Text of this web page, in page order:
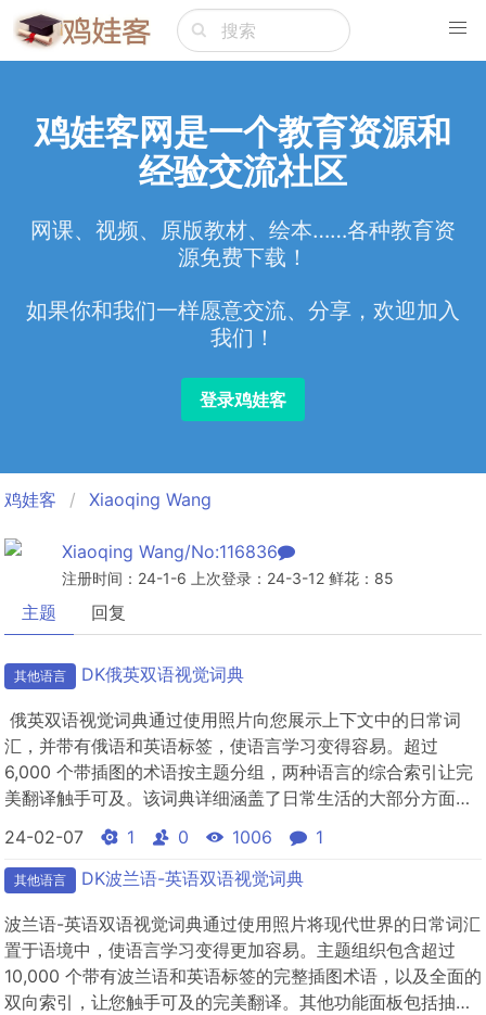
鸡娃客网是一个教育资源和
经验交流社区
网课、视频、原版教材、绘本……各种教育资
源免费下载！
如果你和我们一样愿意交流、分享，欢迎加入
我们！
登录鸡娃客
鸡娃客 Xiaoqing Wang
Xiaoqing Wang/No:116836
注册时间：24-1-6 上次登录：24-3-12 鲜花：85
主题 回复
其他语言 DK俄英双语视觉词典
俄英双语视觉词典通过使用照片向您展示上下文中的日常词
汇，并带有俄语和英语标签，使语言学习变得容易。超过
6,000 个带插图的术语按主题分组，两种语言的综合索引让完
美翻译触手可及。该词典详细涵盖了日常生活的大部分方面，
从餐厅到健身房，从家庭到工作场所，从天气和环境到动物王
国。其他功能面板包括抽象名词和动词，以及您可以在对话中
使用的有用短语。俄英双语视觉词典是一个丰富多彩、刺激的
24-02-07 1 0 1006 1
其他语言 DK波兰语-英语双语视觉词典
波兰语-英语双语视觉词典通过使用照片将现代世界的日常词汇
置于语境中，使语言学习变得更加容易。主题组织包含超过
10,000 个带有波兰语和英语标签的完整插图术语，以及全面的
双向索引，让您触手可及的完美翻译。其他功能面板包括抽象